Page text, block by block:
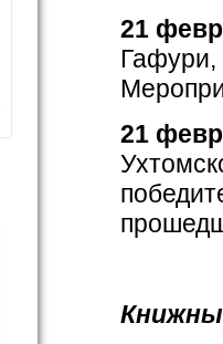
21
Гафури,
21